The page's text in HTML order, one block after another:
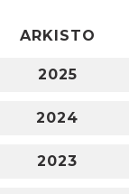
ARKISTO
2025
2024
2023